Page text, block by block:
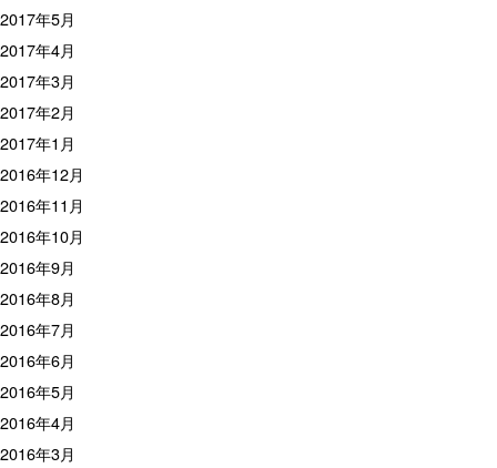
2017年5月
2017年4月
2017年3月
2017年2月
2017年1月
2016年12月
2016年11月
2016年10月
2016年9月
2016年8月
2016年7月
2016年6月
2016年5月
2016年4月
2016年3月